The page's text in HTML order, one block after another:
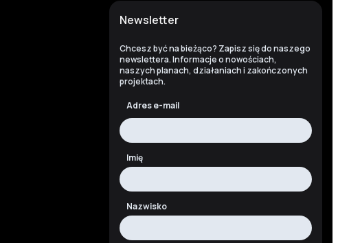
Newsletter
Chcesz być na bieżąco? Zapisz się do naszego
newslettera. Informacje o nowościach,
naszych planach, działaniach i zakończonych
projektach.
Adres e-mail
Imię
Nazwisko